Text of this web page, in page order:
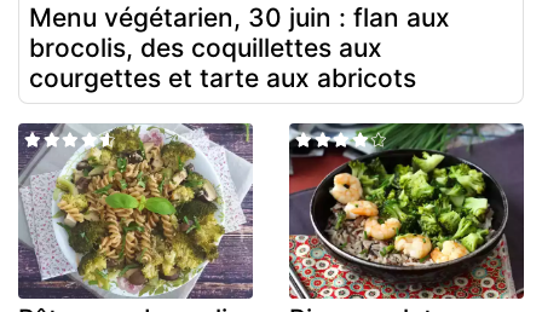
Menu végétarien, 30 juin : flan aux
brocolis, des coquillettes aux
courgettes et tarte aux abricots